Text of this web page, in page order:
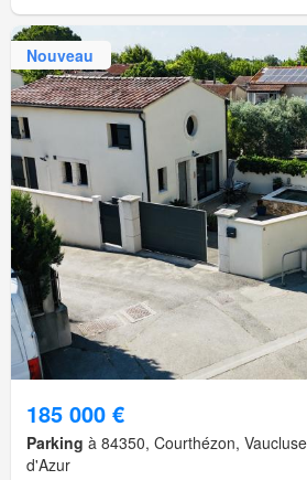
Nouveau
185 000 €
Parking à 84350, Courthézon,
d'Azur